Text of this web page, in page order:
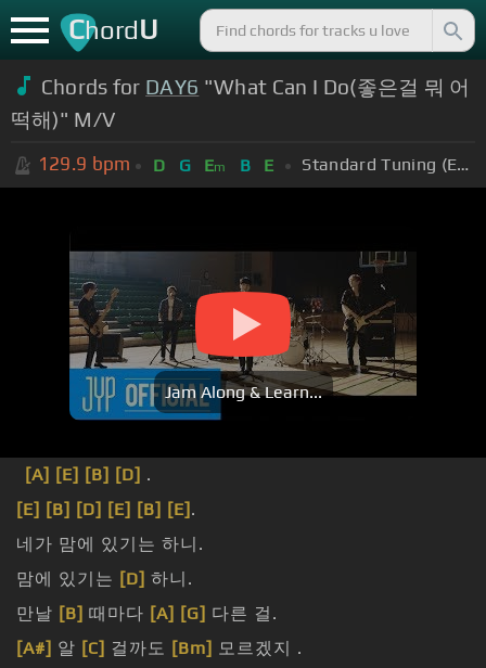
ChordU
Chords for DAY6 "What Can I Do(좋은걸 뭐 어
떡해)" M/V
129.9 bpm D G Em B E Standard Tuning (EADGBE)
Jam Along & Learn...
[A] [E] [B] [D] .
[E] [B] [D] [E] [B] [E] .
네가 맘에 있기는 하니.
맘에 있기는 [D] 하니.
만날 [B] 때마다 [A] [G] 다른 걸.
[A#] 알 [C] 걸까도 [Bm] 모르겠지 .